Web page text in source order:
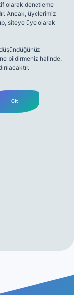
olarak denetleme
Ancak, üyelerimiz
siteye üye olarak
bildirmeniz halinde,